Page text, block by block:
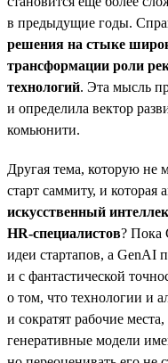
в предыдущие годы.
решения на стыке
трансформации роли
технологий. Эта мысль
и определила вектор
комьюнити.
Другая тема, которую не
старт саммиту, и которая
искусственный
HR-специалистов? Пока
идеи стартапов, а GenAI
и с фантастической
о том, что технологии и
и сократят рабочие
генеративные модели